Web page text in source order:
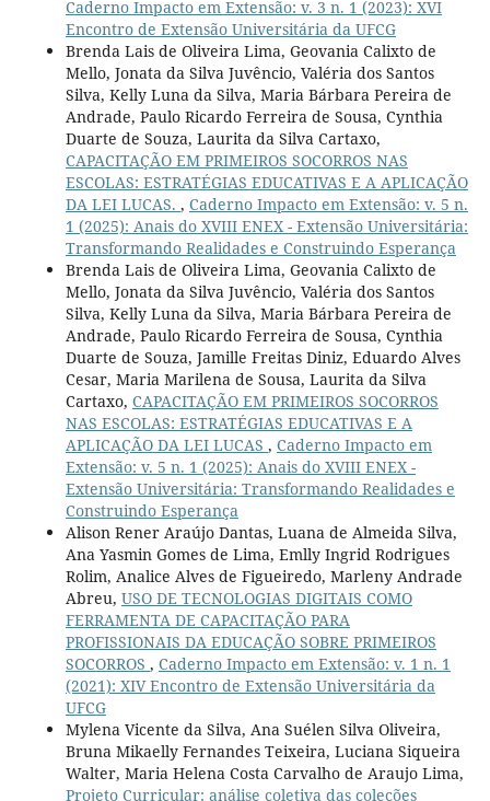
Caderno Impacto em Extensão: v. 3 n. 1 (2023): XVI
Encontro de Extensão Universitária da UFCG
Brenda Lais de Oliveira Lima, Geovania Calixto de
Mello, Jonata da Silva Juvêncio, Valéria dos Santos
Silva, Kelly Luna da Silva, Maria Bárbara Pereira de
Andrade, Paulo Ricardo Ferreira de Sousa, Cynthia
Duarte de Souza, Laurita da Silva Cartaxo,
CAPACITAÇÃO EM PRIMEIROS SOCORROS NAS
ESCOLAS: ESTRATÉGIAS EDUCATIVAS E A APLICAÇÃO
DA LEI LUCAS. , Caderno Impacto em Extensão: v. 5 n.
1 (2025): Anais do XVIII ENEX - Extensão Universitária:
Transformando Realidades e Construindo Esperança
Brenda Lais de Oliveira Lima, Geovania Calixto de
Mello, Jonata da Silva Juvêncio, Valéria dos Santos
Silva, Kelly Luna da Silva, Maria Bárbara Pereira de
Andrade, Paulo Ricardo Ferreira de Sousa, Cynthia
Duarte de Souza, Jamille Freitas Diniz, Eduardo Alves
Cesar, Maria Marilena de Sousa, Laurita da Silva
Cartaxo, CAPACITAÇÃO EM PRIMEIROS SOCORROS
NAS ESCOLAS: ESTRATÉGIAS EDUCATIVAS E A
APLICAÇÃO DA LEI LUCAS , Caderno Impacto em
Extensão: v. 5 n. 1 (2025): Anais do XVIII ENEX -
Extensão Universitária: Transformando Realidades e
Construindo Esperança
Alison Rener Araújo Dantas, Luana de Almeida Silva,
Ana Yasmin Gomes de Lima, Emlly Ingrid Rodrigues
Rolim, Analice Alves de Figueiredo, Marleny Andrade
Abreu, USO DE TECNOLOGIAS DIGITAIS COMO
FERRAMENTA DE CAPACITAÇÃO PARA
PROFISSIONAIS DA EDUCAÇÃO SOBRE PRIMEIROS
SOCORROS , Caderno Impacto em Extensão: v. 1 n. 1
(2021): XIV Encontro de Extensão Universitária da
UFCG
Mylena Vicente da Silva, Ana Suélen Silva Oliveira,
Bruna Mikaelly Fernandes Teixeira, Luciana Siqueira
Walter, Maria Helena Costa Carvalho de Araujo Lima,
Projeto Curricular: análise coletiva das coleções